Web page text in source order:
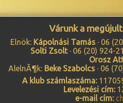
Várunk a
Elnök: Kápolnási Tamás · 06
Solti Zsolt· 06 (20) 924-
Orosz
AlelnÃ¶k: Beke Szabolcs · 06
A klub számlaszáma:
Levelezési cím:
e-mail cím: